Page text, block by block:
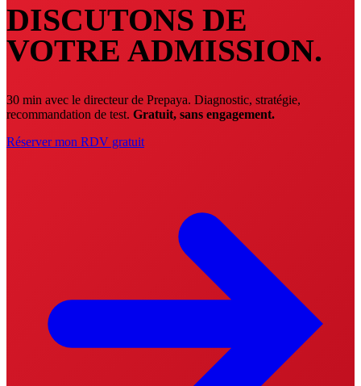
DISCUTONS DE
VOTRE ADMISSION.
30 min avec le directeur de Prepaya. Diagnostic, stratégie,
recommandation de test. Gratuit, sans engagement.
Réserver mon RDV gratuit